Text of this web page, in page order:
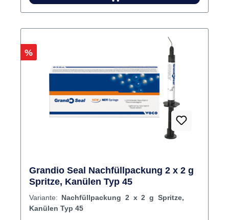
Rabatt
%
Grandio Seal Nachfüllpackung 2 x 2 g
Spritze, Kanülen Typ 45
Variante: Nachfüllpackung 2 x 2 g Spritze,
Kanülen Typ 45